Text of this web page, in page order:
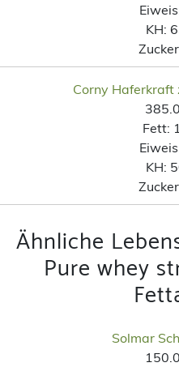
KH:
Corny Haferkraft
Fett:
KH:
Ähnliche
Pure whey
Solmar